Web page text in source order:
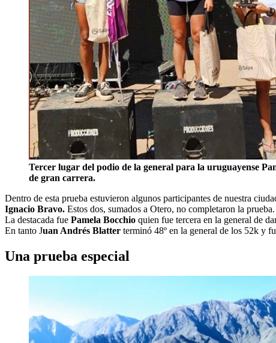
Tercer lugar del podio de la general para la uruguayense
de gran carrera.
Dentro de esta prueba estuvieron algunos participantes de nuestra
Ignacio Bravo. Estos dos, sumados a Otero, no completaron la
La destacada fue Pamela Bocchio quien fue tercera en la general de
En tanto Juan Andrés Blatter terminó 48º en la general de los 52k y
Una prueba especial